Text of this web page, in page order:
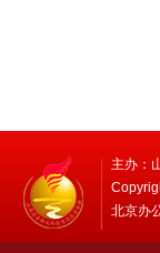
主办：
北京办